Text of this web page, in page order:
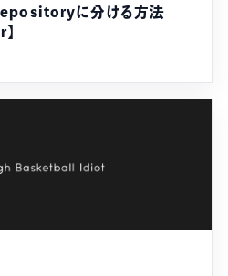
に分ける方法